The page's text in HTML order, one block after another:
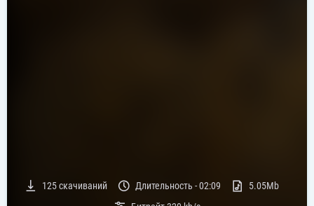
125скачиваний Длительность -02:09
5.05Mb